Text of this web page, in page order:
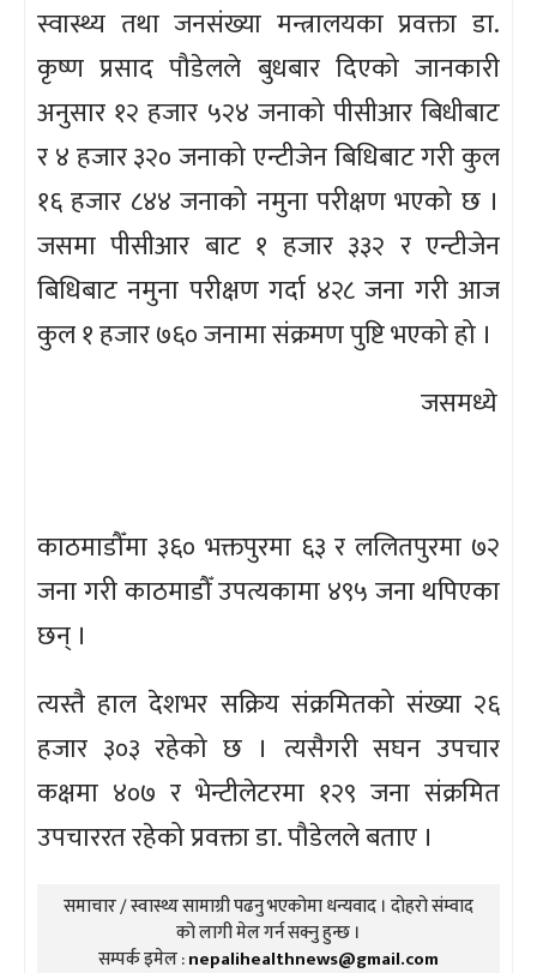
स्वास्थ्य तथा जनसंख्या मन्त्रालयका प्रवक्ता डा.
कृष्ण प्रसाद पौडेलले बुधबार दिएको जानकारी
अनुसार १२ हजार ५२४ जनाको पीसीआर बिधीबाट
र ४ हजार ३२० जनाको एन्टीजेन बिधिबाट गरी कुल
१६ हजार ८४४ जनाको नमुना परीक्षण भएको छ ।
जसमा पीसीआर बाट १ हजार ३३२ र एन्टीजेन
बिधिबाट नमुना परीक्षण गर्दा ४२८ जना गरी आज
कुल १ हजार ७६० जनामा संक्रमण पुष्टि भएको हो ।
जसमध्ये
काठमाडौँमा ३६० भक्तपुरमा ६३ र ललितपुरमा ७२
जना गरी काठमाडौँ उपत्यकामा ४९५ जना थपिएका
छन् ।
त्यस्तै हाल देशभर सक्रिय संक्रमितको संख्या २६
हजार ३०३ रहेको छ । त्यसैगरी सघन उपचार
कक्षमा ४०७ र भेन्टीलेटरमा १२९ जना संक्रमित
उपचाररत रहेको प्रवक्ता डा. पौडेलले बताए ।
समाचार / स्वास्थ्य सामाग्री पढनु भएकोमा धन्यवाद । दोहरो संम्वाद
को लागी मेल गर्न सक्नु हुन्छ ।
सम्पर्क इमेल :nepalihealthnews@gmail.com